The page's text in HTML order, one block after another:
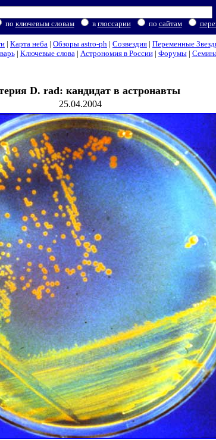
по ключевым словам в глоссарии по сайтам
| Карта неба | Обзоры astro-ph | Созвездия | Переменные
| Ключевые слова| Астрономия в России| Форумы|
D. rad: кандидат в астронавты
25.04.2004